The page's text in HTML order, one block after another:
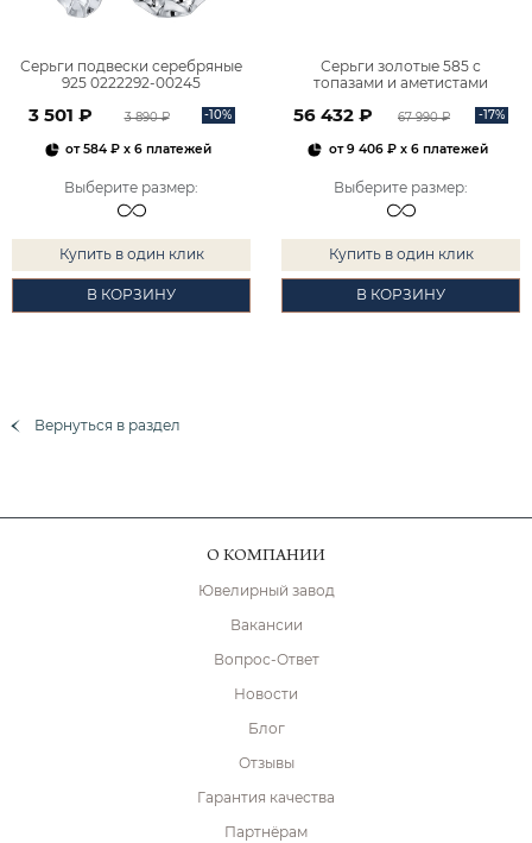
Серьги подвески серебряные
925 0222292-00245
3 501 ₽ 3 890 ₽ -10%
от584 ₽ x 6 платежей
Выберите размер:
Купить в один клик
В КОРЗИНУ
Серьги золотые 585 с
топазами и аметистами
56 432 ₽ 67 990 ₽ -17%
от9 406 ₽x 6 платежей
Выберите размер:
Купить в один клик
В КОРЗИНУ
Вернуться в раздел
О КОМПАНИИ
Ювелирный завод
Вакансии
Вопрос-Ответ
Новости
Блог
Отзывы
Гарантия качества
Партнёрам